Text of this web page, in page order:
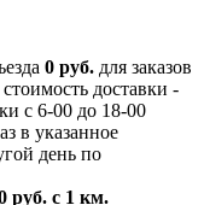
0 руб. для заказов
доставки -
с 6-00 до 18-00
в указанное
день по
руб. с 1 км.